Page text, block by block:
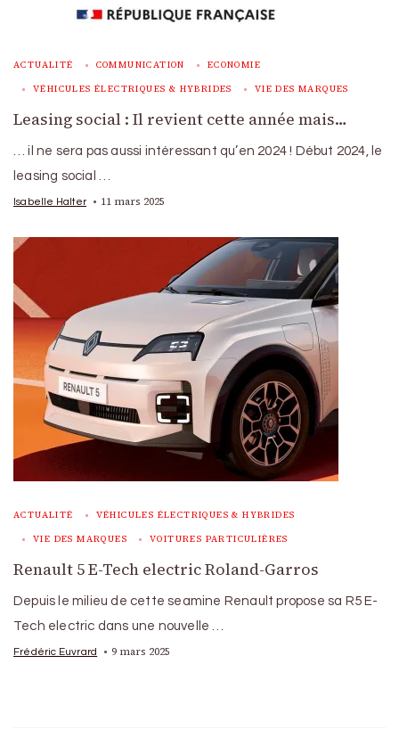
ACTUALITÉ COMMUNICATION ECONOMIE
VÉHICULES ÉLECTRIQUES & HYBRIDES VIE DES MARQUES
Leasing social : Il revient cette année mais…
… il ne sera pas aussi intéressant qu’en 2024 ! Début 2024, le
leasing social …
Isabelle Halter 11 mars 2025
ACTUALITÉ VÉHICULES ÉLECTRIQUES & HYBRIDES
VIE DES MARQUES VOITURES PARTICULIÈRES
Renault 5 E-Tech electric Roland-Garros
Depuis le milieu de cette seamine Renault propose sa R5 E-
Tech electric dans une nouvelle …
Frédéric Euvrard 9 mars 2025